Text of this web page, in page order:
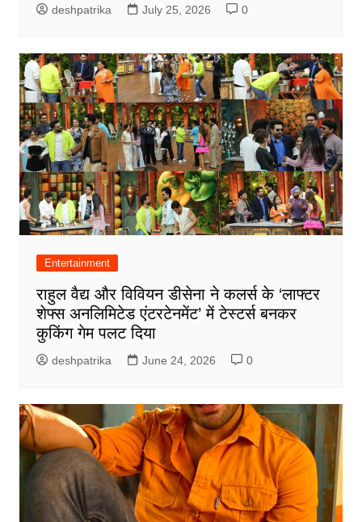
deshpatrika July 25, 2026 0
Entertainment
राहुल वैद्य और विवियन डीसेना ने कलर्स के ‘लाफ्टर
शेफ्स अनलिमिटेड एंटरटेनमेंट’ में टेस्टर्स बनकर
कुकिंग गेम पलट दिया
deshpatrika June 24, 2026 0